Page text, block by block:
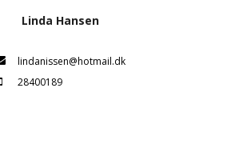
Linda Hansen
lindanissen@hotmail.dk
28400189